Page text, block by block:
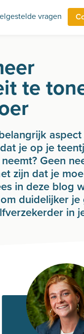
vragen
te
je op je
Geen
zijn dat je
in deze blog
duidelijker je
in